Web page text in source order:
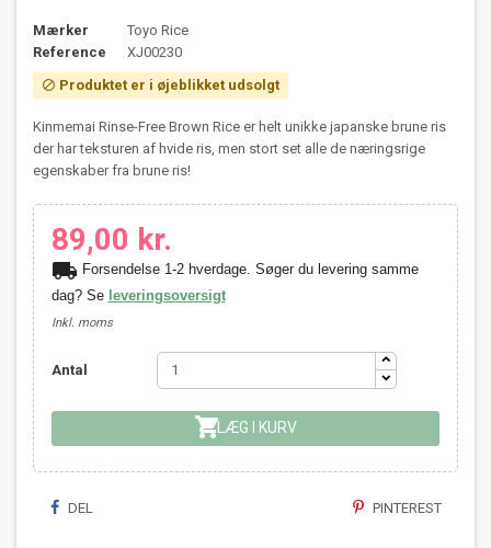
Mærker
Toyo Rice
Reference
XJ00230
 Produktet er i øjeblikket udsolgt
Kinmemai Rinse-Free Brown Rice er helt unikke japanske brune ris
der har teksturen af hvide ris, men stort set alle de næringsrige
egenskaber fra brune ris!
89,00 kr.
local_shippingForsendelse 1-2 hverdage. Søger du levering samme
dag? Se leveringsoversigt
Inkl. moms
Antal
LÆG I KURV
DEL PINTEREST